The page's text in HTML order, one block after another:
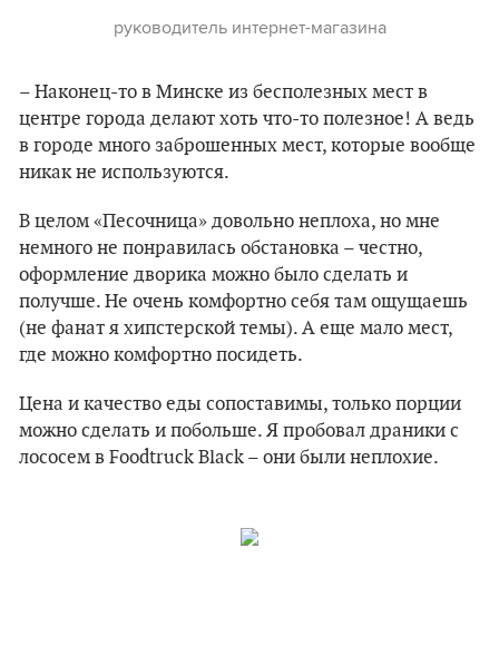
руководитель интернет-магазина
– Наконец-то в Минске из бесполезных мест в
центре города делают хоть что-то полезное! А ведь
в городе много заброшенных мест, которые вообще
никак не используются.
В целом «Песочница» довольно неплоха, но мне
немного не понравилась обстановка – честно,
оформление дворика можно было сделать и
получше. Не очень комфортно себя там ощущаешь
(не фанат я хипстерской темы). А еще мало мест,
где можно комфортно посидеть.
Цена и качество еды сопоставимы, только порции
можно сделать и побольше. Я пробовал драники с
лососем в Foodtruck Black – они были неплохие.